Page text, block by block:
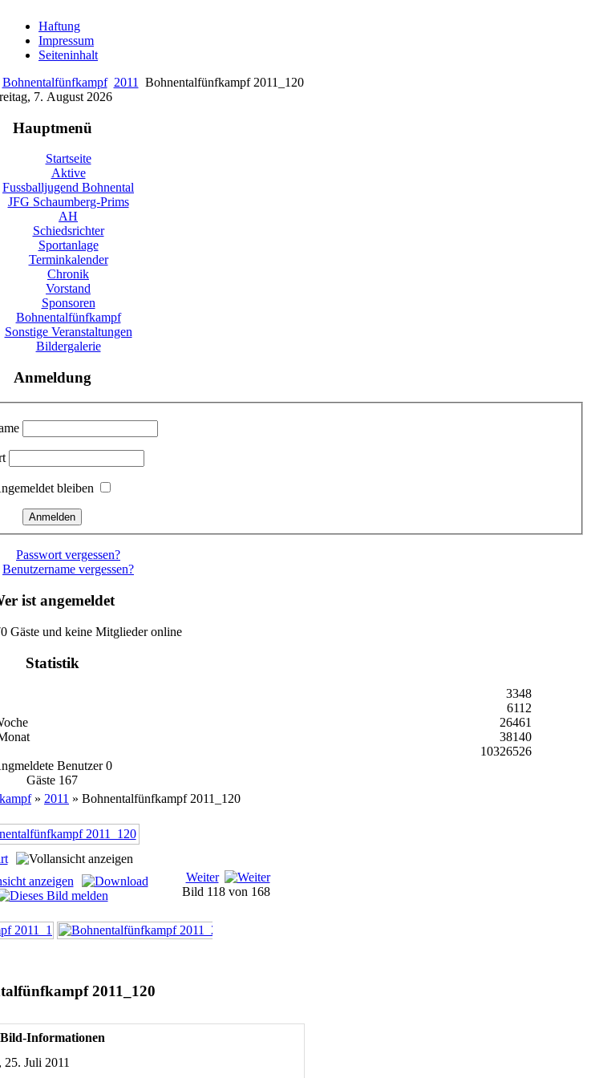
Haftung
Impressum
Seiteninhalt
Bohnentalfünfkampf 2011
Bohnentalfünfkampf 2011_120
7. August 2026
Hauptmenü
Startseite
Aktive
Fussballjugend Bohnental
JFG Schaumberg-Prims
AH
Schiedsrichter
Sportanlage
Terminkalender
Chronik
Vorstand
Sponsoren
Bohnentalfünfkampf
Sonstige Veranstaltungen
Bildergalerie
Anmeldung
bleiben
Passwort vergessen?
Benutzername vergessen?
ist angemeldet
Gäste und keine Mitglieder online
Statistik
3348
6112
26461
38140
10326526
Benutzer 0
Gäste 167
» 2011 » Bohnentalfünfkampf 2011_120
Weiter
Bild 118 von 168
2011_120
Bild-Informationen
25. Juli 2011